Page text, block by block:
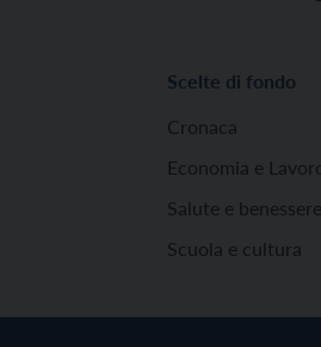
Scelte di fondo
Cronaca
Economia e
Salute e benessere
Scuola e cultura